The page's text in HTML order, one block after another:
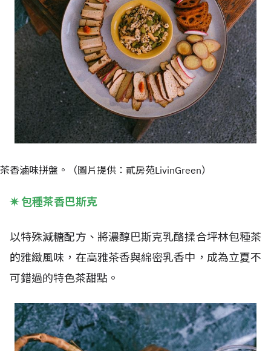
茶香滷味拼盤。（圖片提供：貳房苑LivinGreen）
✷包種茶香巴斯克
以特殊減糖配方、將濃醇巴斯克乳酪揉合坪林包種茶
的雅緻風味，在高雅茶香與綿密乳香中，成為立夏不
可錯過的特色茶甜點。